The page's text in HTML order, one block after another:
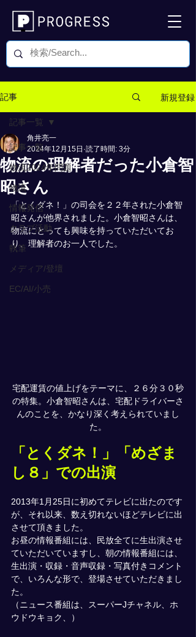
記事 新規登録
記事一覧
物流2024年問題
物流
情報発信
クラブ活動
執筆
メディア/登壇
EC/AI/小売
記事一覧
物流の理解者だった小倉智
昭さん
角井亮一
2024年12月15日 読了時間: 3分
「とくダネ！」の司会を２２年された小倉智
昭さんが他界されました。小倉智昭さんは、
物流にとっても興味を持っていただいてお
り、理解者のお一人でした。
宅配運賃の値上げをテーマに、２６分３０秒
の特集。小倉智昭さんは、宅配ドライバーさ
んのことを、かなり深く考えられていまし
た。
「とくダネ！」「めざま
し８」での出演
2013年1月25日に初めてテレビに出たのです
が、それ以来、数え切れないほどテレビに出
させて頂きました。
お昼の情報番組には、民放全てに生出演させ
ていただいていますし、朝の情報番組には、
生出演・収録・音声収録・写真付きコメント
で、いろんな形で、登場させていただきまし
た。
（ニュース番組は、スーパーJチャネル、ホ
ウドウキョク、）